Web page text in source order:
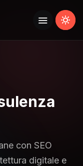
con SEO
digitale e